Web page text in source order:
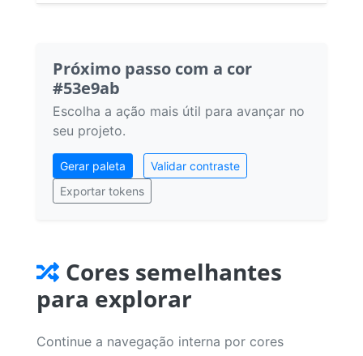
Próximo passo com a cor
#53e9ab
Escolha a ação mais útil para avançar no
seu projeto.
Gerar paleta
Validar contraste
Exportar tokens
Cores semelhantes
para explorar
Continue a navegação interna por cores